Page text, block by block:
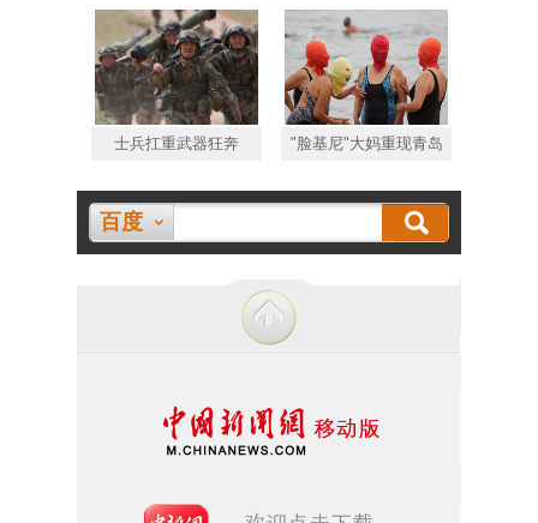
士兵扛重武器狂奔 "脸基尼"大妈重现青岛
百度